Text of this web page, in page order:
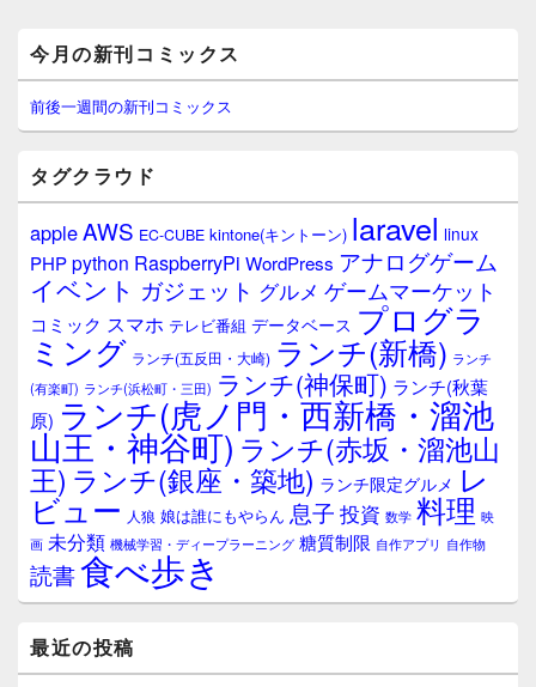
イ
ン
サ
イ
ウ
ィ
ジ
ェ
ア
今月の新刊コミックス
前後一週間の新刊コミックス
タグクラウド
appleAWS EC-CUBE kintone(キントーン) laravel linux
PHPpython RaspberryPi WordPress アナログゲーム
イベント ガジェット グルメ ゲームマーケット
コミック スマホ テレビ番組 データベース プログラ
ミング ランチ(五反田・大崎) ランチ(新橋) ランチ
(有楽町) ランチ(浜松町・三田) ランチ(神保町) ランチ(秋葉
原) ランチ(虎ノ門・西新橋・溜池
山王・神谷町) ランチ(赤坂・溜池山
王) ランチ(銀座・築地) ランチ限定グルメ レ
ビュー 人狼 娘は誰にもやらん 息子 投資 数学 料理 映
画 未分類 機械学習・ディープラーニング 糖質制限 自作アプリ 自作物
読書食べ歩き
最近の投稿